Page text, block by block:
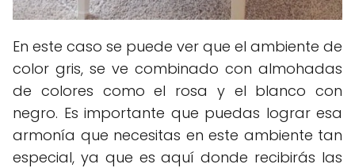
En este caso se puede ver que el ambiente de
color gris, se ve combinado con almohadas
de colores como el rosa y el blanco con
negro. Es importante que puedas lograr esa
armonía que necesitas en este ambiente tan
especial, ya que es aquí donde recibirás las